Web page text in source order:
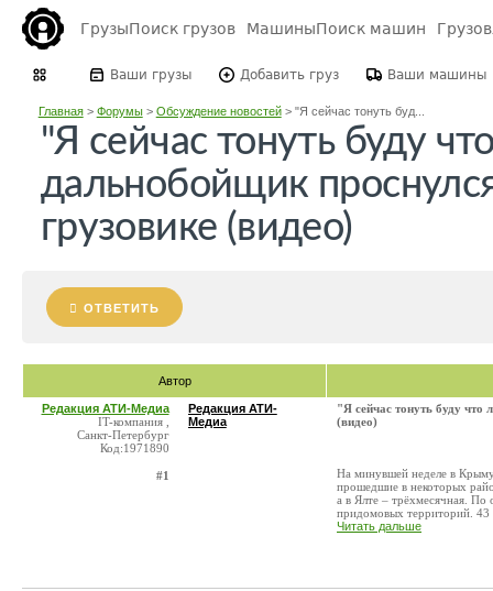
ГрузыПоиск грузов МашиныПоиск машин
Ваши грузы Добавить груз Ваши машины
Главная> Форумы> Обсуждение новостей> "Я сейчас тонуть буд...
"Я сейчас тонуть буду
дальнобойщик
грузовике (видео)
ОТВЕТИТЬ
Автор
Редакция АТИ-Медиа
IT-компания ,
Санкт-Петербург
Код:1971890
#1
Редакция АТИ-
Медиа
"Я сейчас тонуть буду
(видео)
На минувшей неделе в
прошедшие в некоторых
а в Ялте – трёхмесячная. По
придомовых территорий. 43
Читать дальше